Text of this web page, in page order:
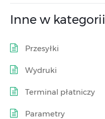
Inne w kategorii
Przesyłki
Wydruki
Terminal płatniczy
Parametry